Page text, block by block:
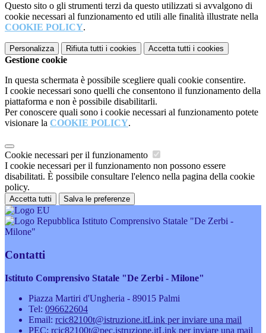
Questo sito o gli strumenti terzi da questo utilizzati si avvalgono di
cookie necessari al funzionamento ed utili alle finalità illustrate nella
COOKIE POLICY.
Personalizza Rifiuta tutti i cookies Accetta tutti i cookies
Gestione cookie
In questa schermata è possibile scegliere quali cookie consentire.
I cookie necessari sono quelli che consentono il funzionamento della
piattaforma e non è possibile disabilitarli.
Per conoscere quali sono i cookie necessari al funzionamento potete
visionare la COOKIE POLICY.
Cookie necessari per il funzionamento
I cookie necessari per il funzionamento non possono essere
disabilitati. È possibile consultare l'elenco nella pagina della cookie
policy.
Accetta tutti Salva le preferenze
Istituto Comprensivo Statale "De Zerbi -
Milone"
Contatti
Istituto Comprensivo Statale "De Zerbi - Milone"
Piazza Martiri d'Ungheria - 89015 Palmi
Tel: 096622604
Email: rcic82100t@istruzione.itLink per inviare una mail
PEC: rcic82100t@pec.istruzione.itLink per inviare una mail